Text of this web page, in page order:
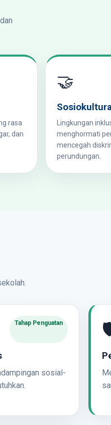
rasa
dan
🤝
Lingkungan
menghormati
mencegah
perundungan.
Tahap Penguatan
sosial-